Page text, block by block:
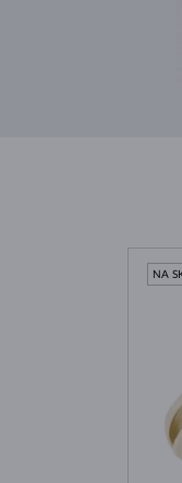
NA